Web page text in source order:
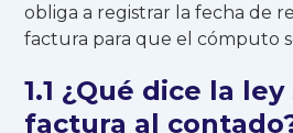
obliga a registrar la fecha de
factura para que el cómputo
1.1 ¿Qué dice la
factura al